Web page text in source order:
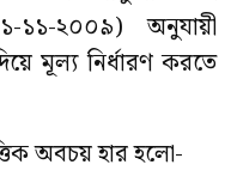
১১-২০০৯) অনুযায়ী
মূল্য নির্ধারণ করতে
অবচয় হার হলো-